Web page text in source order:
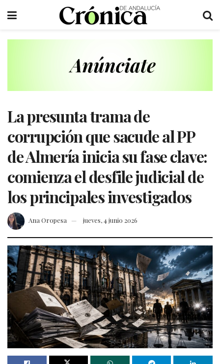
La presunta trama de
corrupción que sacude al PP
de Almería inicia su fase clave:
comienza el desfile judicial de
los principales investigados
Ana Oropesa jueves, 4 junio 2026